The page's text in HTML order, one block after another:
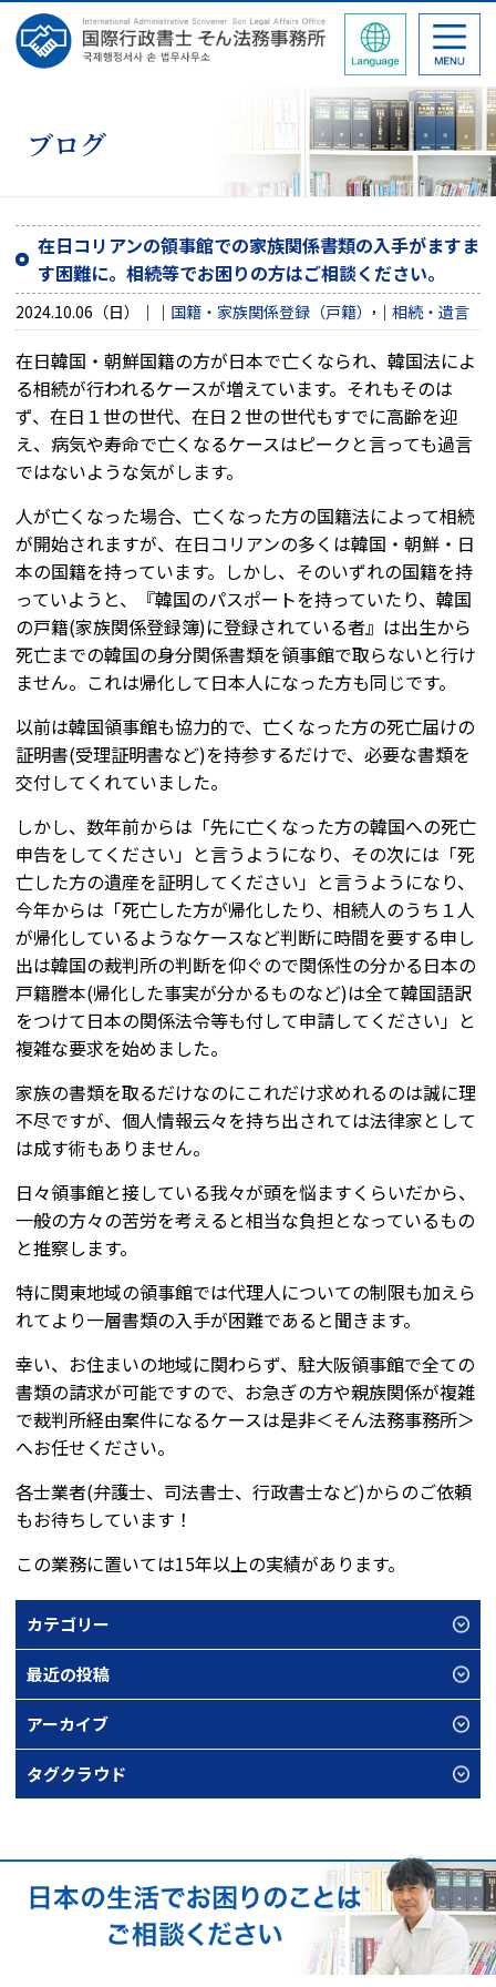
ブログ
在日コリアンの領事館での家族関係書類の入手がますま
す困難に。相続等でお困りの方はご相談ください。
2024.10.06（日） 国籍・家族関係登録（戸籍） , 相続・遺言
在日韓国・朝鮮国籍の方が日本で亡くなられ、韓国法によ
る相続が行われるケースが増えています。それもそのは
ず、在日１世の世代、在日２世の世代もすでに高齢を迎
え、病気や寿命で亡くなるケースはピークと言っても過言
ではないような気がします。
人が亡くなった場合、亡くなった方の国籍法によって相続
が開始されますが、在日コリアンの多くは韓国・朝鮮・日
本の国籍を持っています。しかし、そのいずれの国籍を持
っていようと、『韓国のパスポートを持っていたり、韓国
の戸籍(家族関係登録簿)に登録されている者』は出生から
死亡までの韓国の身分関係書類を領事館で取らないと行け
ません。これは帰化して日本人になった方も同じです。
以前は韓国領事館も協力的で、亡くなった方の死亡届けの
証明書(受理証明書など)を持参するだけで、必要な書類を
交付してくれていました。
しかし、数年前からは「先に亡くなった方の韓国への死亡
申告をしてください」と言うようになり、その次には「死
亡した方の遺産を証明してください」と言うようになり、
今年からは「死亡した方が帰化したり、相続人のうち１人
が帰化しているようなケースなど判断に時間を要する申し
出は韓国の裁判所の判断を仰ぐので関係性の分かる日本の
戸籍謄本(帰化した事実が分かるものなど)は全て韓国語訳
をつけて日本の関係法令等も付して申請してください」と
複雑な要求を始めました。
家族の書類を取るだけなのにこれだけ求めれるのは誠に理
不尽ですが、個人情報云々を持ち出されては法律家として
は成す術もありません。
日々領事館と接している我々が頭を悩ますくらいだから、
一般の方々の苦労を考えると相当な負担となっているもの
と推察します。
特に関東地域の領事館では代理人についての制限も加えら
れてより一層書類の入手が困難であると聞きます。
幸い、お住まいの地域に関わらず、駐大阪領事館で全ての
書類の請求が可能ですので、お急ぎの方や親族関係が複雑
で裁判所経由案件になるケースは是非＜そん法務事務所＞
へお任せください。
各士業者(弁護士、司法書士、行政書士など)からのご依頼
もお待ちしています！
この業務に置いては15年以上の実績があります。
カテゴリー
最近の投稿
アーカイブ
タグクラウド